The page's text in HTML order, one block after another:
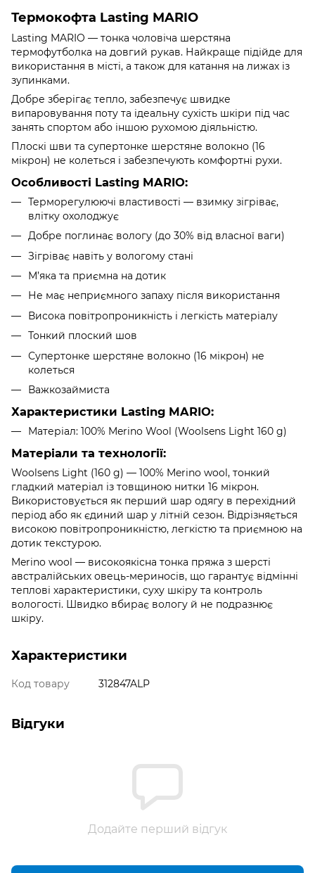
Термокофта Lasting MARIO
Lasting MARIO — тонка чоловіча шерстяна
термофутболка на довгий рукав. Найкраще підійде для
використання в місті, а також для катання на лижах із
зупинками.
Добре зберігає тепло, забезпечує швидке
випаровування поту та ідеальну сухість шкіри під час
занять спортом або іншою рухомою діяльністю.
Плоскі шви та супертонке шерстяне волокно (16
мікрон) не колеться і забезпечують комфортні рухи.
Особливості Lasting MARIO:
Терморегулюючі властивості — взимку зігріває,
влітку охолоджує
Добре поглинає вологу (до 30% від власної ваги)
Зігріває навіть у вологому стані
М’яка та приємна на дотик
Не має неприємного запаху після використання
Висока повітропроникність і легкість матеріалу
Тонкий плоский шов
Супертонке шерстяне волокно (16 мікрон) не
колеться
Важкозаймиста
Характеристики Lasting MARIO:
Матеріал: 100% Merino Wool (Woolsens Light 160 g)
Матеріали та технології:
Woolsens Light (160 g) — 100% Merino wool, тонкий
гладкий матеріал із товщиною нитки 16 мікрон.
Використовується як перший шар одягу в перехідний
період або як єдиний шар у літній сезон. Відрізняється
високою повітропроникністю, легкістю та приємною на
дотик текстурою.
Merino wool — високоякісна тонка пряжа з шерсті
австралійських овець-мериносів, що гарантує відмінні
теплові характеристики, суху шкіру та контроль
вологості. Швидко вбирає вологу й не подразнює
шкіру.
Характеристики
Код товару 312847ALP
Відгуки
Додайте перший відгук